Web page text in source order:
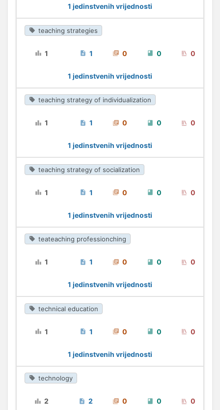
1 jedinstvenih vrijednosti
teaching strategies
1 1 0 0 0
1 jedinstvenih vrijednosti
teaching strategy of individualization
1 1 0 0 0
1 jedinstvenih vrijednosti
teaching strategy of socialization
1 1 0 0 0
1 jedinstvenih vrijednosti
teateaching professionching
1 1 0 0 0
1 jedinstvenih vrijednosti
technical education
1 1 0 0 0
1 jedinstvenih vrijednosti
technology
2 2 0 0 0